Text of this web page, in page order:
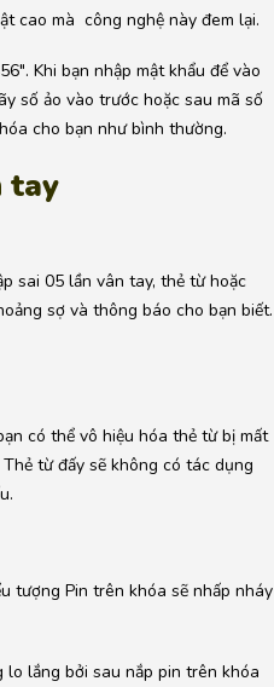
cao mà công nghệ này đem lại.
Khi bạn nhập mật khẩu để vào
số ảo vào trước hoặc sau mã số
cho bạn như bình thường.
tay
sai 05 lần vân tay, thẻ từ hoặc
sợ và thông báo cho bạn biết.
có thể vô hiệu hóa thẻ từ bị mất
từ đấy sẽ không có tác dụng
tượng Pin trên khóa sẽ nhấp nháy
lo lắng bởi sau nắp pin trên khóa